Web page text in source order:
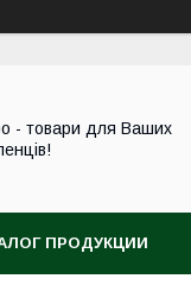
- товари для Ваших
ПРОДУКЦИИ